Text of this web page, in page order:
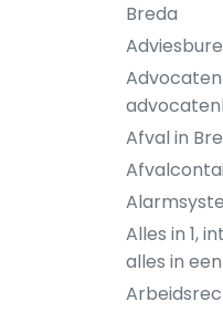
Breda
Afval in
Alles in 1,
alles in